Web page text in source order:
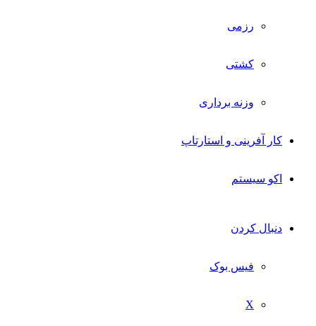
رزمی
کشتی
وزنه برداری
کار آفرینی و استارتاپ
اکو سیستم
دنبال کردن
فیس بوک
X